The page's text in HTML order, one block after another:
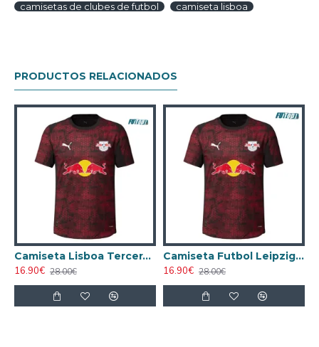
camisetas de clubes de futbol camiseta lisboa
PRODUCTOS RELACIONADOS
Camiseta Lisboa Tercera Equipación 2025/2026 Blanco
16.90€ 28.00€
Camiseta Futbol Leipzig Third Tercera Equipación 2025/26
16.90€ 28.00€